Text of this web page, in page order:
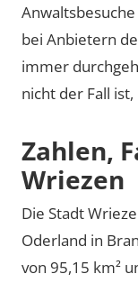
bei Anbietern
immer
nicht der Fall
Zahlen,
Wriezen
Die Stadt
Oderland in
von 95,15 km²